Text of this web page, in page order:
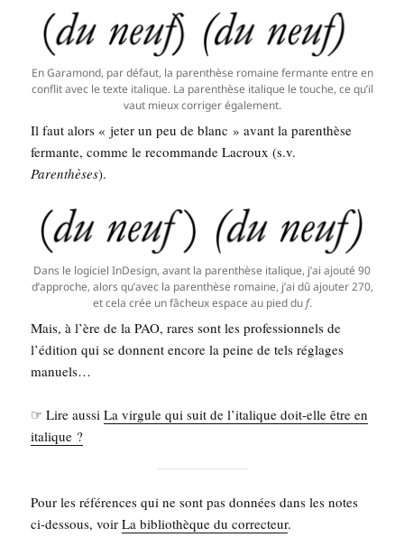
En Gara­mond, par défaut, la paren­thèse romaine fer­mante entre en
conflit avec le texte ita­lique. La paren­thèse ita­lique le touche, ce qu’il
vaut mieux cor­ri­ger également.
Il faut alors « jeter un peu de blanc » avant la paren­thèse
fer­mante, comme le recom­mande Lacroux (s.v.
Paren­thèses).
Dans le logi­ciel InDe­si­gn, avant la paren­thèse ita­lique, j’ai ajou­té 90
d’ap­proche, alors qu’a­vec la paren­thèse romaine, j’ai dû ajou­ter 270,
et cela crée un fâcheux espace au pied duf.
Mais, à l’ère de la PAO, rares sont les pro­fes­sion­nels de
l’é­di­tion qui se donnent encore la peine de tels réglages
manuels…
☞ Lire aus­siLa vir­gule qui suit de l’italique doit-elle être en
italique ?
Pour les réfé­rences qui ne sont pas don­nées dans les notes
ci-des­sous, voirLa biblio­thèque du cor­rec­teur.